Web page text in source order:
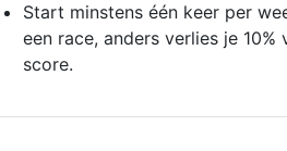
Start minstens één keer per
een race, anders verlies je 10%
score.